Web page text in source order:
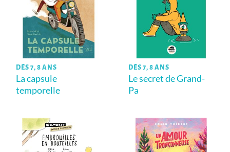
DÈS 7, 8 ANS
La capsule
temporelle
DÈS 7, 8 ANS
Le secret de Grand-
Pa